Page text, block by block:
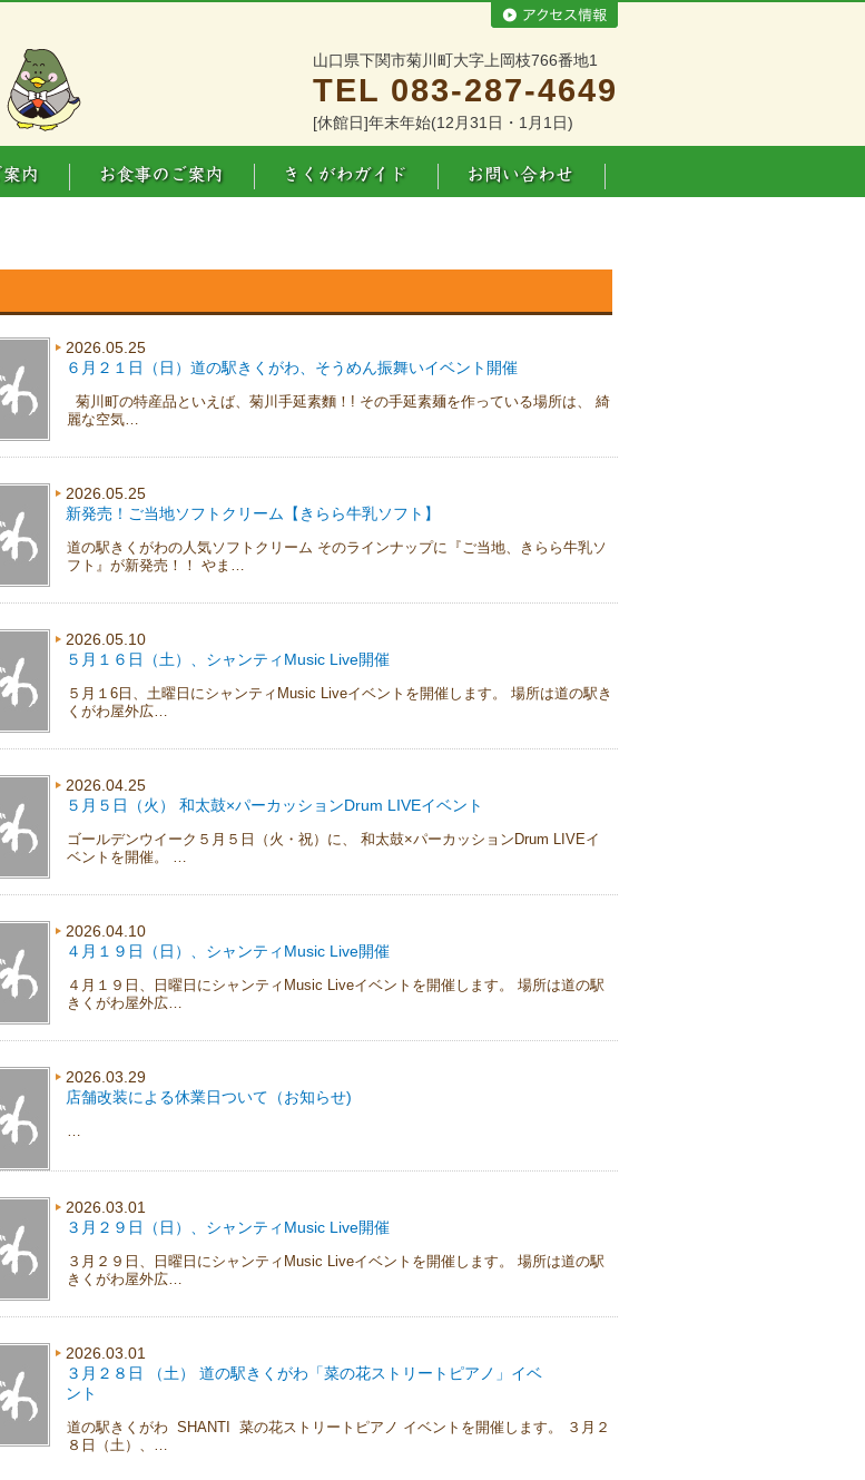
山口県下関市菊川町大字上岡枝766番地1
TEL 083-287-4649
[休館日]年末年始(12月31日・1月1日)
2026.05.25
６月２１日（日）道の駅きくがわ、そうめん振舞いイベント開催
菊川町の特産品といえば、菊川手延素麵！! その手延素麺を作っている場所は、 綺
麗な空気…
2026.05.25
新発売！ご当地ソフトクリーム【きらら牛乳ソフト】
道の駅きくがわの人気ソフトクリーム そのラインナップに『ご当地、きらら牛乳ソ
フト』が新発売！！ やま…
2026.05.10
５月１６日（土）、シャンティMusic Live開催
５月１6日、土曜日にシャンティMusic Liveイベントを開催します。 場所は道の駅き
くがわ屋外広…
2026.04.25
５月５日（火） 和太鼓×パーカッションDrum LIVEイベント
ゴールデンウイーク５月５日（火・祝）に、 和太鼓×パーカッションDrum LIVEイ
ベントを開催。 …
2026.04.10
４月１９日（日）、シャンティMusic Live開催
４月１９日、日曜日にシャンティMusic Liveイベントを開催します。 場所は道の駅
きくがわ屋外広…
2026.03.29
店舗改装による休業日ついて（お知らせ)
…
2026.03.01
３月２９日（日）、シャンティMusic Live開催
３月２９日、日曜日にシャンティMusic Liveイベントを開催します。 場所は道の駅
きくがわ屋外広…
2026.03.01
３月２８日 （土） 道の駅きくがわ「菜の花ストリートピアノ」イベ
ント
道の駅きくがわ SHANTI 菜の花ストリートピアノ イベントを開催します。 ３月２
８日（土）、…